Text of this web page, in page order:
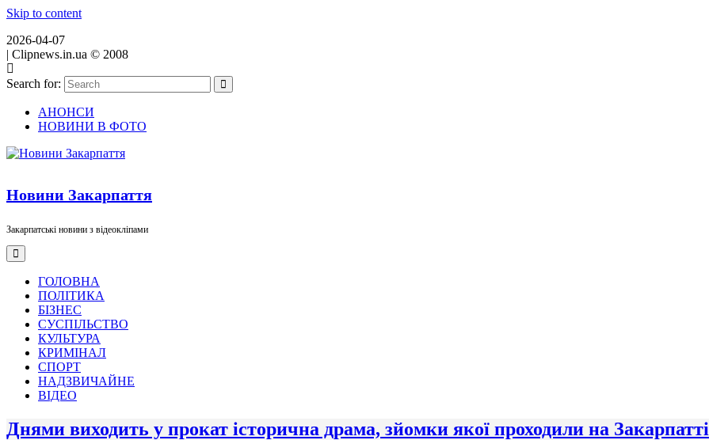
Skip to content
2026-04-07
| Clipnews.in.ua © 2008
Search for:
АНОНСИ
НОВИНИ В ФОТО
Новини Закарпаття
Закарпатські новини з відеокліпами
ГОЛОВНА
ПОЛІТИКА
БІЗНЕС
СУСПІЛЬСТВО
КУЛЬТУРА
КРИМІНАЛ
СПОРТ
НАДЗВИЧАЙНЕ
ВІДЕО
Днями виходить у прокат історична драма, зйомки якої проходили на Закарпатті